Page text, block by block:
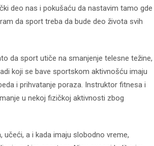
deo nas i pokušaću da nastavim tamo gde
da sport treba da bude deo života svih
da sport utiče na smanjenje telesne težine,
koji se bave sportskom aktivnošću imaju
i prihvatanje poraza. Instruktor fitnesa i
u nekoj fizičkoj aktivnosti zbog
učeći, a i kada imaju slobodno vreme,
kod04-